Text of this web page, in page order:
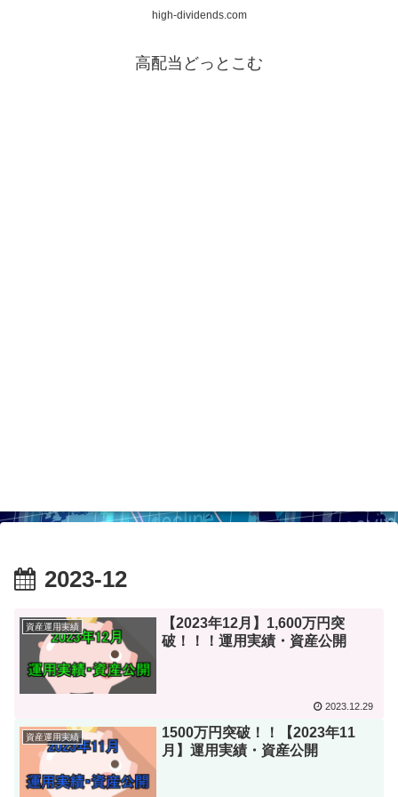
high-dividends.com
高配当どっとこむ
2023-12
資産運用実績
【2023年12月】1,600万円突
破！！！運用実績・資産公開
2023.12.29
資産運用実績
1500万円突破！！【2023年11
月】運用実績・資産公開